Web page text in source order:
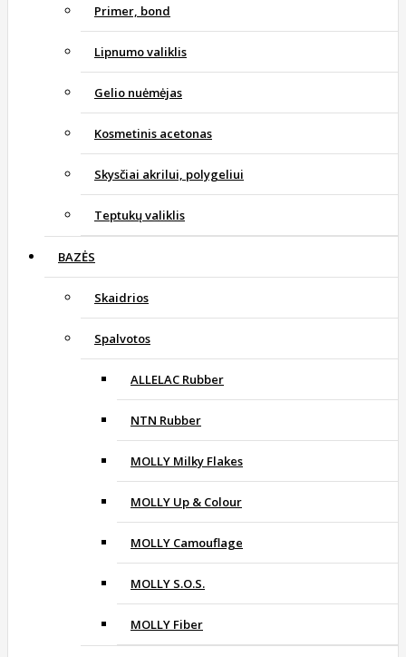
Primer, bond
Lipnumo valiklis
Gelio nuėmėjas
Kosmetinis acetonas
Skysčiai akrilui, polygeliui
Teptukų valiklis
BAZĖS
Skaidrios
Spalvotos
ALLELAC Rubber
NTN Rubber
MOLLY Milky Flakes
MOLLY Up & Colour
MOLLY Camouflage
MOLLY S.O.S.
MOLLY Fiber